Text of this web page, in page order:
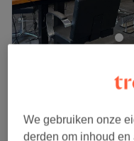
93
Dames - Lowlights -
1 u
We gebruiken onze
derden om inhoud